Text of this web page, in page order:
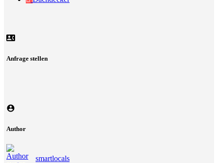
Anfrage stellen
Author
smartlocals